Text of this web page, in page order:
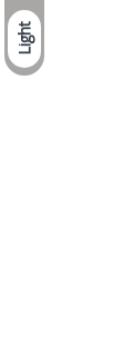
Light